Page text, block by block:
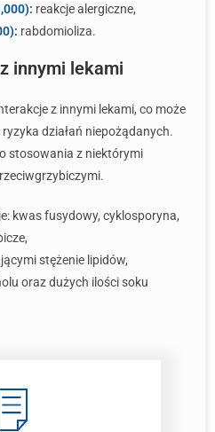
reakcje alergiczne,
rabdomioliza.
innymi lekami
z innymi lekami, co może
działań niepożądanych.
stosowania z niektórymi
kwas fusydowy, cyklosporyna,
stężenie lipidów,
oraz dużych ilości soku